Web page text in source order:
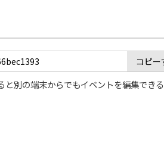
コピー
別の端末からでもイベントを編集できる